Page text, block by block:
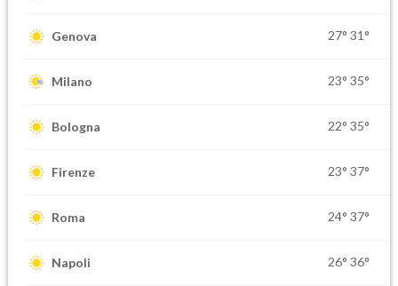
Genova 27° 31°
Milano 23° 35°
Bologna 22° 35°
Firenze 23° 37°
Roma 24° 37°
Napoli 26° 36°